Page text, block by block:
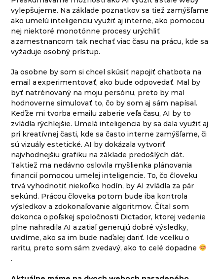
vylepšujeme. Na základe poznatkov sa tiež zamýšľame
ako umelú inteligenciu využiť aj interne, ako pomocou
nej niektoré monotónne procesy urýchliť
a zamestnancom tak nechať viac času na prácu, kde sa
vyžaduje osobný prístup.
Ja osobne by som si chcel skúsiť napojiť chatbota na
email a experimentovať, ako bude odpovedať. Mal by
byť natrénovaný na moju persónu, preto by mal
hodnoverne simulovať to, čo by som aj sám napísal.
Keďže mi tvorba emailu zaberie veľa času, AI by to
zvládla rýchlejšie. Umelá inteligencia by sa dala využiť aj
pri kreatívnej časti, kde sa často interne zamýšľame, či
sú vizuály estetické. AI by dokázala vytvoriť
najvhodnejšiu grafiku na základe predošlých dát.
Taktiež ma nedávno oslovila myšlienka plánovania
financií pomocou umelej inteligencie. To, čo človeku
trvá vyhodnotiť niekoľko hodín, by AI zvládla za pár
sekúnd. Prácou človeka potom bude iba kontrola
výsledkov a zdokonaľovanie algoritmov. Čítal som
dokonca o poľskej spoločnosti Dictador, ktorej vedenie
plne nahradila AI a zatiaľ generujú dobré výsledky,
uvidíme, ako sa im bude naďalej dariť. Ide vcelku o
raritu, preto som sám zvedavý, ako to celé dopadne
.